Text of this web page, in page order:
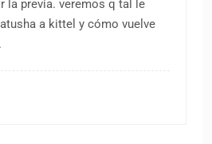
la previa. veremos q tal le
a kittel y cómo vuelve